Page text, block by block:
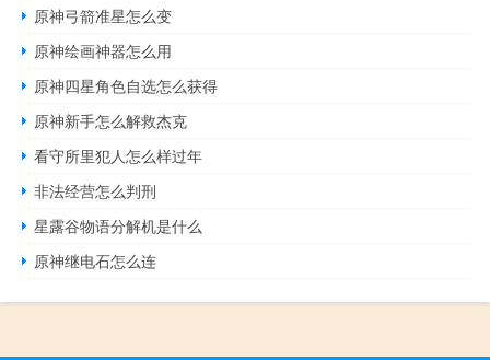
原神弓箭准星怎么变
原神绘画神器怎么用
原神四星角色自选怎么获得
原神新手怎么解救杰克
看守所里犯人怎么样过年
非法经营怎么判刑
星露谷物语分解机是什么
原神继电石怎么连